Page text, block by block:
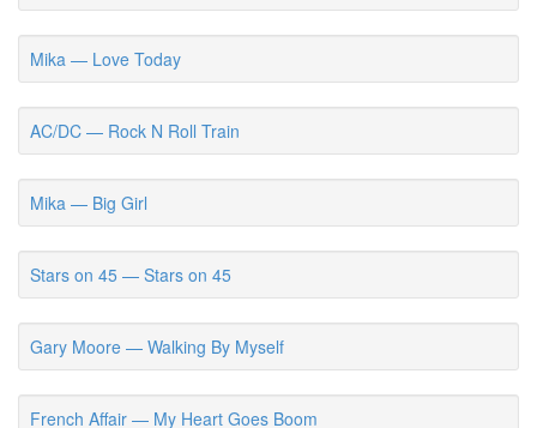
Mika — Love Today
AC/DC — Rock N Roll Train
Mika — Big Girl
Stars on 45 — Stars on 45
Gary Moore — Walking By Myself
French Affair — My Heart Goes Boom